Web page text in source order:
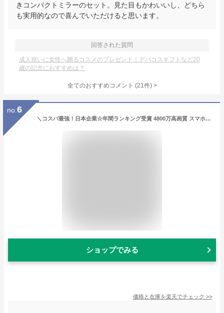
きコンパクトミラーのセット。見た目もかわいいし、どちら
も実用的なので喜んでいただけると思います。
回答された質問
成人祝いに女性へ贈るコスメのプレゼント｜デパコスギフトなど20
歳の記念におすすめは？
全てのおすすめコメント (21件) >
no. 6
＼コスパ最強！日本企業☆年間ランキング受賞 4800万高画質 スマホ転送可／ 子供用 カメラ デジタルカメラ 1080p録画 32GB キッズカメラ トイカメラ おもちゃ 男の子 女の子 プレゼント 2歳 3歳 4歳 5歳 キッズ 知育玩具 子供 誕生日プレゼント クリスマス プレゼント ギフト
ショップでみる
価格と在庫を楽天でチェック >>